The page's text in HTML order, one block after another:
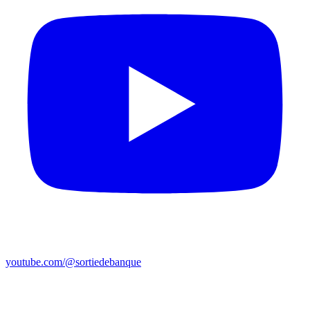
youtube.com/@sortiedebanque